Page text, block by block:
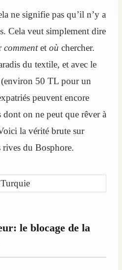
ne signifie pas qu’il n’y a
Cela veut simplement dire
commentet où chercher.
du textile, et avec le
(environ 50 TL pour un
peuvent encore
dont on ne peut que rêver à
la vérité brute sur
rives du Bosphore.
le blocage de la